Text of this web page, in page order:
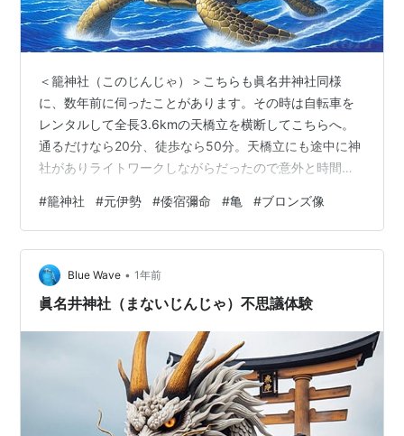
＜籠神社（このじんじゃ）＞こちらも眞名井神社同様
に、数年前に伺ったことがあります。その時は自転車を
レンタルして全長3.6kmの天橋立を横断してこちらへ。
通るだけなら20分、徒歩なら50分。天橋立にも途中に神
社がありライトワークしながらだったので意外と時間が
は暑いのに元気！神門前に鎮座する狛犬は鎌倉時代の名
作として重要文化財に指定されているそうです。 その
昔、狛犬に作者の魂が籠もり、天橋立に出ては暴れ、通
行人を驚かせていたそうです。岩見重太郎がその話を聞
いて待ち伏せし、狛犬の脚に一太刀浴びせたところ、社
#籠神社 #元伊勢 #倭宿彌命 #亀 #ブロンズ像
Blue Wave • 1年前
眞名井神社（まないじんじゃ）不思議体験